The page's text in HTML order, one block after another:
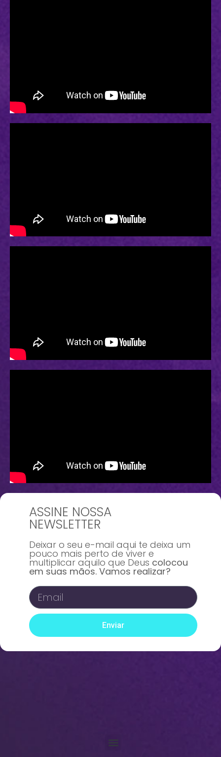
ASSINE NOSSA
NEWSLETTER
Deixar o seu e-mail aqui te deixa um
pouco mais perto de viver e
multiplicar aquilo que Deus colocou
em suas mãos. Vamos realizar?
Enviar